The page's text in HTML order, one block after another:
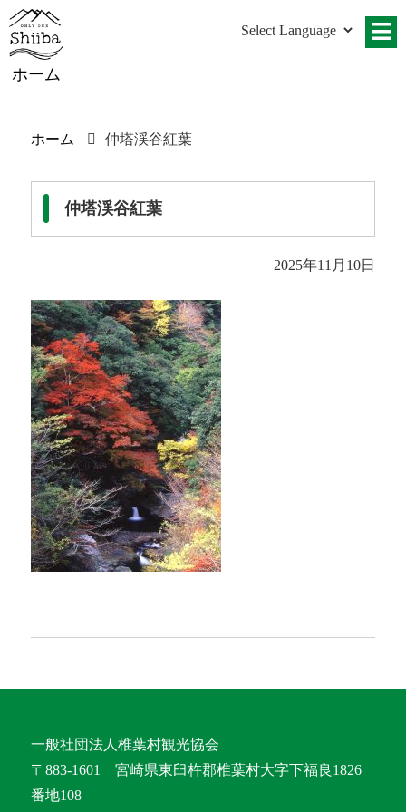
ホーム
ホーム 仲塔渓谷紅葉
仲塔渓谷紅葉
2025年11月10日
一般社団法人椎葉村観光協会
〒883-1601 宮崎県東臼杵郡椎葉村大字下福良1826
番地108